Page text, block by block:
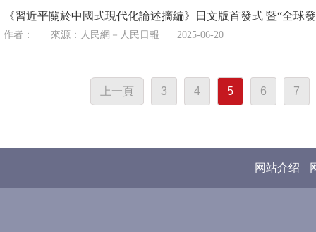
《習近平關於中國式現代化論述摘編》日文版首發式 暨“全球
作者： 來源： 人民網－人民日報 2025-06-20
上一頁 3 4 5 6 7
网站介绍